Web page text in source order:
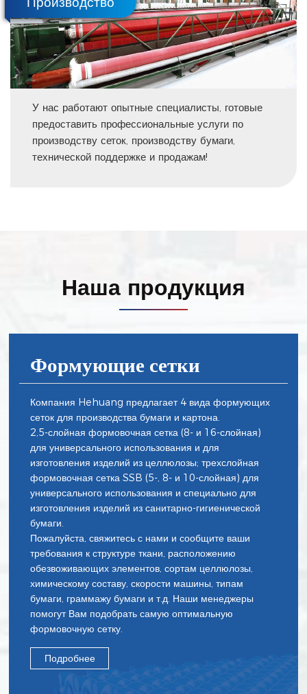
У нас работают опытные специалисты, готовые
предоставить профессиональные услуги по
производству сеток, производству бумаги,
технической поддержке и продажам!
Наша продукция
Формующие сетки
Компания Hehuang предлагает 4 вида формующих
сеток для производства бумаги и картона.
2,5-слойная формовочная сетка (8- и 16-слойная)
для универсального использования и для
изготовления изделий из целлюлозы; трехслойная
формовочная сетка SSB (5-, 8- и 10-слойная) для
универсального использования и специально для
изготовления изделий из санитарно-гигиенической
бумаги.
Пожалуйста, свяжитесь с нами и сообщите ваши
требования к структуре ткани, расположению
обезвоживающих элементов, сортам целлюлозы,
химическому составу, скорости машины, типам
бумаги, граммажу бумаги и т.д. Наши менеджеры
помогут Вам подобрать самую оптимальную
формовочную сетку.
Подробнее